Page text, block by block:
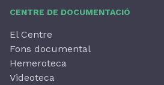
CENTRE DE DOCUMENTACIÓ
El Centre
Fons documental
Hemeroteca
Videoteca